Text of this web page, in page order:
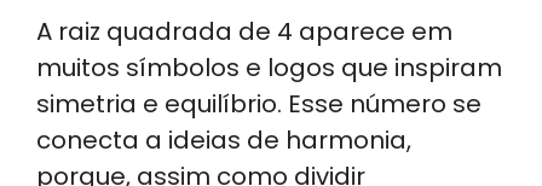
A raiz quadrada de 4 aparece em
muitos símbolos e logos que inspiram
simetria e equilíbrio. Esse número se
conecta a ideias de harmonia,
porque, assim como dividir